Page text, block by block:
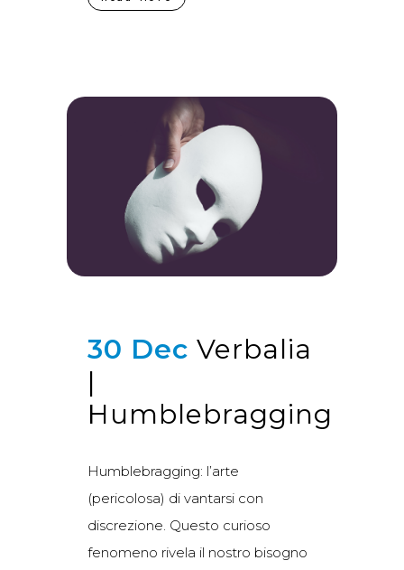
30 Dec Verbalia
|
Humblebragging
Humblebragging: l’arte
(pericolosa) di vantarsi con
discrezione. Questo curioso
fenomeno rivela il nostro bisogno